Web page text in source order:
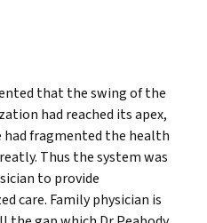
that the swing of the
had reached its apex,
fragmented the health
Thus the system was
to provide
care. Family physician is